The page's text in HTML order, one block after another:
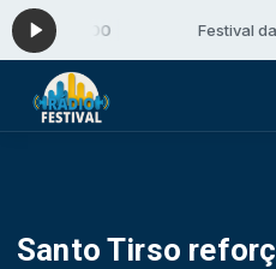
às 16:00 Festival da
Santo Tirso